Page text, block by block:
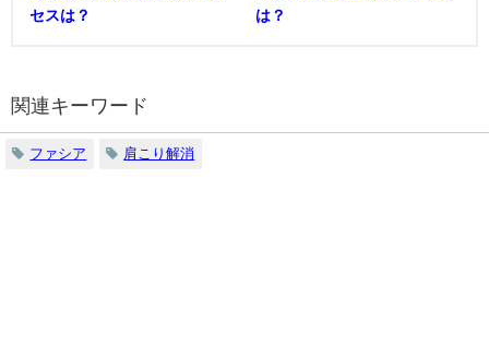
セスは？
は？
関連キーワード
ファシア 肩こり解消